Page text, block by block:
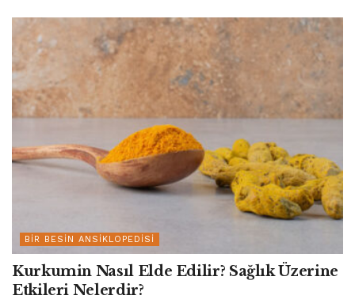
BIR BESIN ANSIKLOPEDISI
Kurkumin Nasıl Elde Edilir? Sağlık Üzerine
Etkileri Nelerdir?